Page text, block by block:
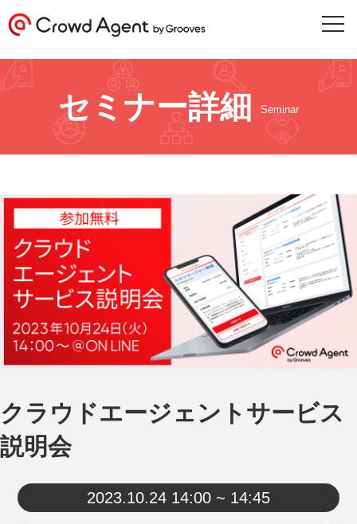
セミナー詳細 Seminar
クラウドエージェントサービス
説明会
2023.10.24 14:00 ~ 14:45